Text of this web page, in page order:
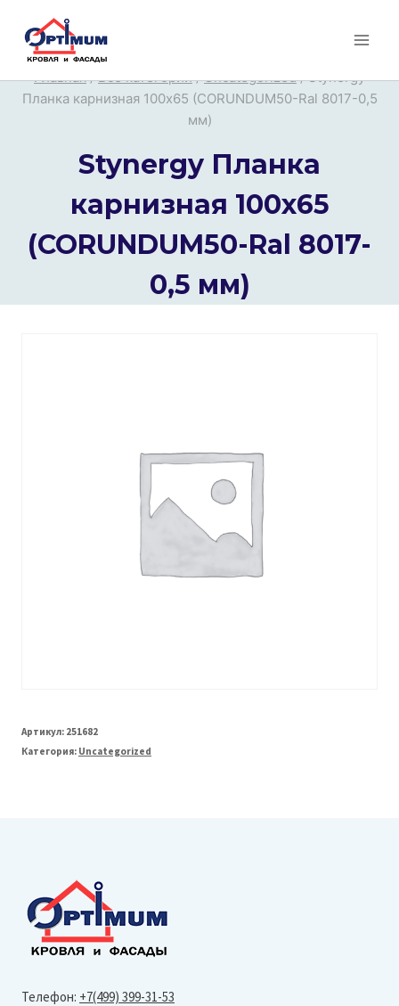
Перейти
Главная / Все категории / Uncategorized / Stynergy
Планка карнизная 100х65 (CORUNDUM50-Ral 8017-0,5
мм)
Stynergy Планка
карнизная 100х65
(CORUNDUM50-Ral 8017-
0,5 мм)
Артикул: 251682
Категория: Uncategorized
Телефон: +7(499) 399-31-53